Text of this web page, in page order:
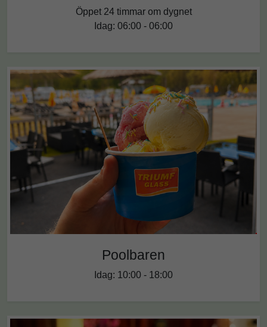
Öppet 24 timmar om dygnet
Idag: 06:00 - 06:00
Poolbaren
Idag: 10:00 - 18:00